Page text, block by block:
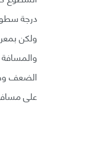
درجة
الضعف
على